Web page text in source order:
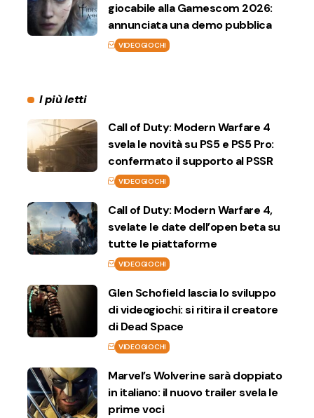
giocabile alla Gamescom 2026:
annunciata una demo pubblica
VIDEOGIOCHI
I più letti
Call of Duty: Modern Warfare 4
svela le novità su PS5 e PS5 Pro:
confermato il supporto al PSSR
VIDEOGIOCHI
Call of Duty: Modern Warfare 4,
svelate le date dell’open beta su
tutte le piattaforme
VIDEOGIOCHI
Glen Schofield lascia lo sviluppo
di videogiochi: si ritira il creatore
di Dead Space
VIDEOGIOCHI
Marvel’s Wolverine sarà doppiato
in italiano: il nuovo trailer svela le
prime voci